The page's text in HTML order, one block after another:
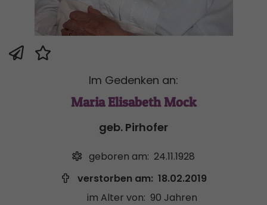
Im Gedenken an:
Maria Elisabeth Mock
geb. Pirhofer
geboren am: 24.11.1928
verstorben am: 18.02.2019
im Alter von: 90 Jahren